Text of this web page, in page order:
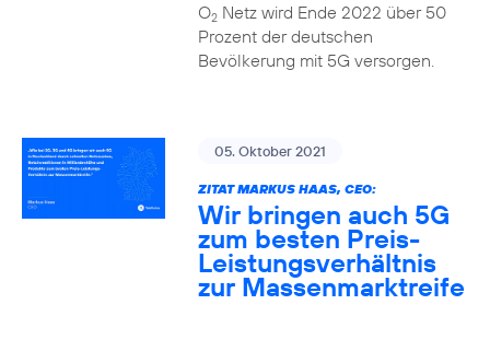
O2Netz wird Ende 2022 über 50
Prozent der deutschen
Bevölkerung mit 5G versorgen.
05. Oktober 2021
ZITAT MARKUS HAAS, CEO:
Wir bringen auch 5G
zum besten Preis-
Leistungsverhältnis
zur Massenmarktreife